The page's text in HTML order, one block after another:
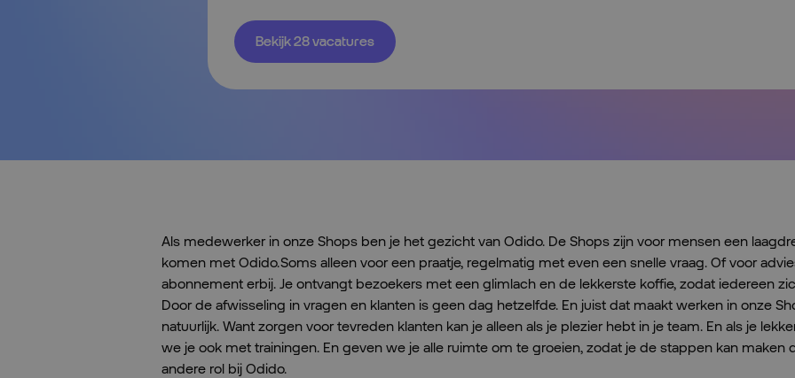
Bekijk 28 vacatures
Als medewerker in onze Shops ben je het gezicht van Odido. De Shops zijn voor mensen een
komen met Odido. Soms alleen voor een praatje, regelmatig met even een snelle vraag. Of voor
abonnement erbij. Je ontvangt bezoekers met een glimlach en de lekkerste koffie, zodat iedereen
Door de afwisseling in vragen en klanten is geen dag hetzelfde. En juist dat maakt werken in onze
natuurlijk. Want zorgen voor tevreden klanten kan je alleen als je plezier hebt in je team. En als je
we je ook met trainingen. En geven we je alle ruimte om te groeien, zodat je de stappen kan maken
andere rol bij Odido.